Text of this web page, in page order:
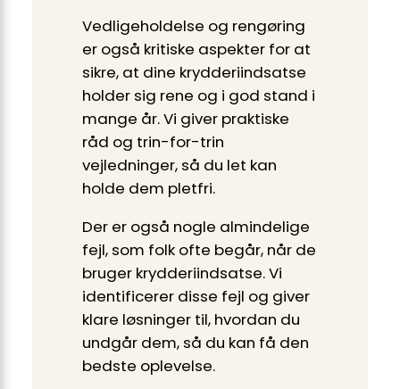
Vedligeholdelse og rengøring
er også kritiske aspekter for at
sikre, at dine krydderiindsatse
holder sig rene og i god stand i
mange år. Vi giver praktiske
råd og trin-for-trin
vejledninger, så du let kan
holde dem pletfri.
Der er også nogle almindelige
fejl, som folk ofte begår, når de
bruger krydderiindsatse. Vi
identificerer disse fejl og giver
klare løsninger til, hvordan du
undgår dem, så du kan få den
bedste oplevelse.